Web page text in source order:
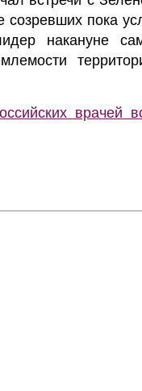
созревших пока
накануне
врачей